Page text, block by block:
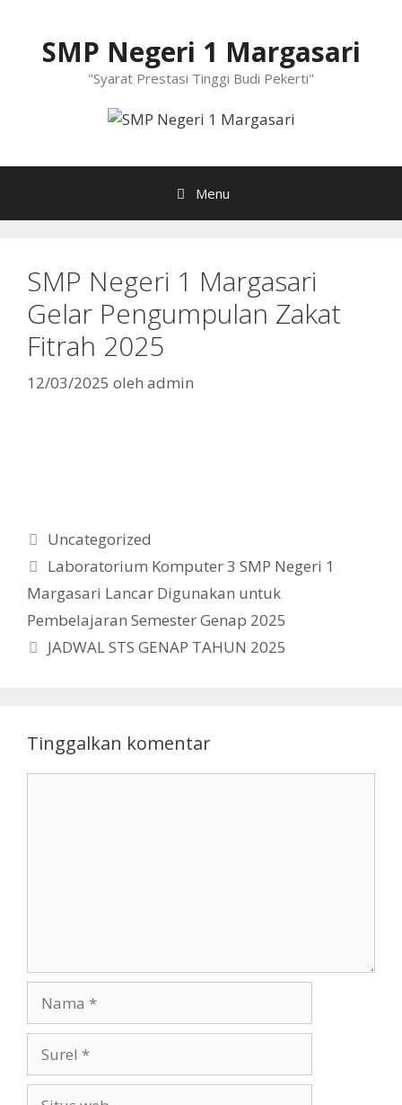
SMP Negeri 1 Margasari
"Syarat Prestasi Tinggi Budi Pekerti"
Menu
SMP Negeri 1 Margasari
Gelar Pengumpulan Zakat
Fitrah 2025
12/03/2025 oleh admin
Kategori
Uncategorized
Laboratorium Komputer 3 SMP Negeri 1
Margasari Lancar Digunakan untuk
Pembelajaran Semester Genap 2025
JADWAL STS GENAP TAHUN 2025
Tinggalkan komentar